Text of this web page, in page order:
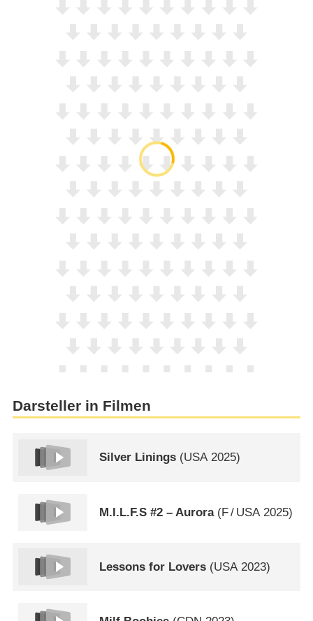
Darsteller in Filmen
Silver Linings (USA2025)
M.I.L.F.S #2 – Aurora(F/ USA 2025)
Lessons for Lovers (USA2023)